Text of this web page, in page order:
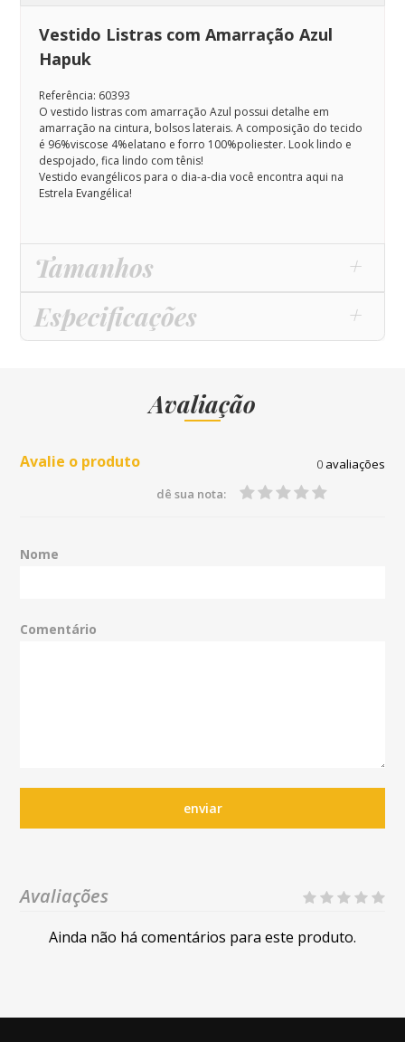
Vestido Listras com Amarração Azul
Hapuk
Referência: 60393
O vestido listras com amarração Azul possui detalhe em
amarração na cintura, bolsos laterais. A composição do tecido
é 96%viscose 4%elatano e forro 100%poliester. Look lindo e
despojado, fica lindo com tênis!
Vestido evangélicos para o dia-a-dia você encontra aqui na
Estrela Evangélica!
Tamanhos
Especificações
Avaliação
Avalie o produto 0avaliações
dê sua nota:
Nome
Comentário
enviar
Avaliações
Ainda não há comentários para este produto.